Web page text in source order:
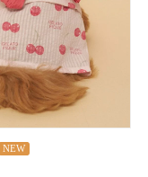
NEW